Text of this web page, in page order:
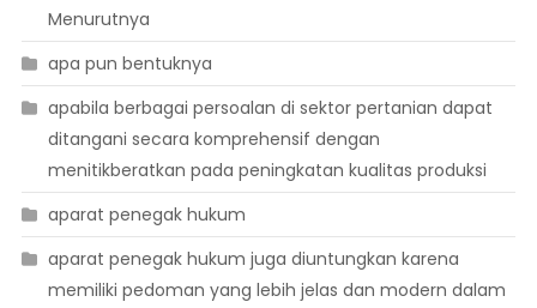
Menurutnya
apa pun bentuknya
apabila berbagai persoalan di sektor pertanian dapat
ditangani secara komprehensif dengan
menitikberatkan pada peningkatan kualitas produksi
aparat penegak hukum
aparat penegak hukum juga diuntungkan karena
memiliki pedoman yang lebih jelas dan modern dalam